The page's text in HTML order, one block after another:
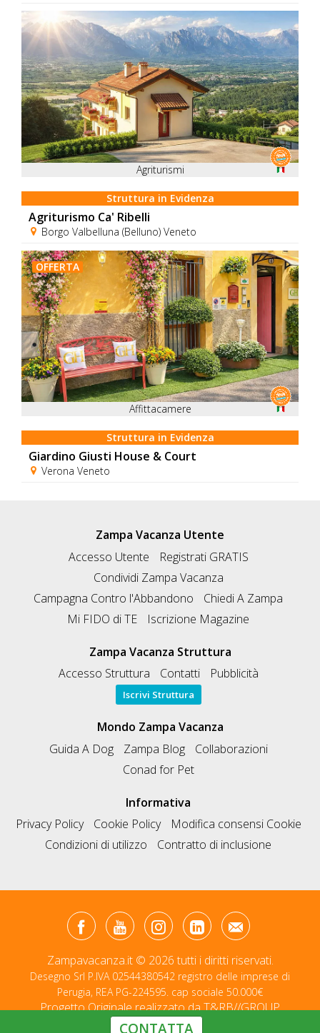
CONTATTA
Agriturismi
Struttura in Evidenza
Agriturismo Ca' Ribelli
Borgo Valbelluna (Belluno) Veneto
OFFERTA
Affittacamere
Struttura in Evidenza
Giardino Giusti House & Court
Verona Veneto
Zampa Vacanza Utente
Accesso Utente
Registrati GRATIS
Condividi Zampa Vacanza
Campagna Contro l'Abbandono
Chiedi A Zampa
Mi FIDO di TE
Iscrizione Magazine
Zampa Vacanza Struttura
Accesso Struttura
Contatti Pubblicità
Iscrivi Struttura
Mondo Zampa Vacanza
Guida A Dog
Zampa Blog
Collaborazioni
Conad for Pet
Informativa
Privacy Policy
Cookie Policy
Modifica consensi Cookie
Condizioni di utilizzo
Contratto di inclusione
Zampavacanza.it © 2026 tutti i diritti riservati.
Desegno Srl P.IVA 02544380542 registro delle imprese di
Perugia, REA PG-224595. cap sociale 50.000€
Progetto Originale realizzato daT&RB//GROUP